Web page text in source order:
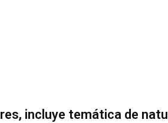
incluye temática de